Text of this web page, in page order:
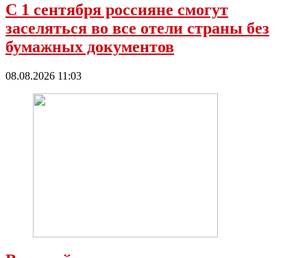
С 1 сентября россияне смогут
заселяться во все отели страны без
бумажных документов
08.08.2026 11:03